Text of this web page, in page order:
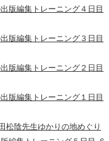
版編集トレーニング４日目
版編集トレーニング３日目
版編集トレーニング２日目
版編集トレーニング１日目
松陰先生ゆかりの地めぐり